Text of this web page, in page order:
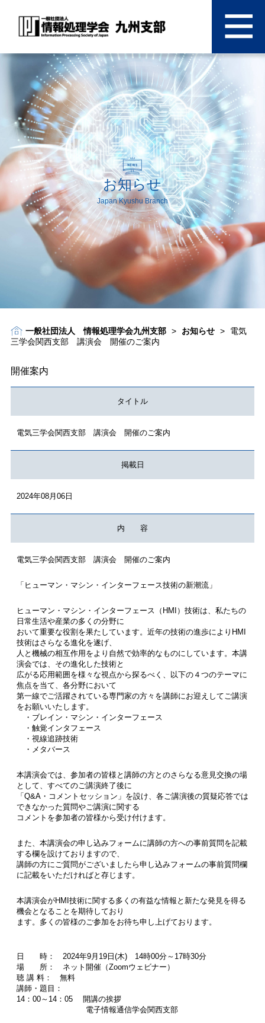
お知らせ
Japan Kyushu Branch
一般社団法人 情報処理学会九州支部 > お知らせ >
電気
三学会関西支部 講演会 開催のご案内
開催案内
タイトル
電気三学会関西支部 講演会 開催のご案内
掲載日
2024年08月06日
内 容
電気三学会関西支部 講演会 開催のご案内
「ヒューマン・マシン・インターフェース技術の新潮流」
ヒューマン・マシン・インターフェース（HMI）技術は、私たちの
日常生活や産業の多くの分野に
おいて重要な役割を果たしています。近年の技術の進歩によりHMI
技術はさらなる進化を遂げ、
人と機械の相互作用をより自然で効率的なものにしています。本講
演会では、その進化した技術と
広がる応用範囲を様々な視点から探るべく、以下の４つのテーマに
焦点を当て、各分野において
第一線でご活躍されている専門家の方々を講師にお迎えしてご講演
をお願いいたします。
・ブレイン・マシン・インターフェース
・触覚インタフェース
・視線追跡技術
・メタバース
本講演会では、参加者の皆様と講師の方とのさらなる意見交換の場
として、すべてのご講演終了後に
「Q&A・コメントセッション」を設け、各ご講演後の質疑応答では
できなかった質問やご講演に関する
コメントを参加者の皆様から受け付けます。
また、本講演会の申し込みフォームに講師の方への事前質問を記載
する欄を設けておりますので、
講師の方にご質問がございましたら申し込みフォームの事前質問欄
に記載をいただければと存じます。
本講演会がHMI技術に関する多くの有益な情報と新たな発見を得る
機会となることを期待しており
ます。多くの皆様のご参加をお待ち申し上げております。
日 時： 2024年9月19日(木) 14時00分～17時30分
場 所： ネット開催（Zoomウェビナー）
聴 講 料： 無料
講師・題目：
14：00～14：05 開講の挨拶
電子情報通信学会関西支部